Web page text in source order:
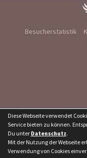
Besucherstatistik
Diese Webseite verwendet
Service bieten zu können.
Du unter Datenschutz.
Mit der Nutzung der Webseite
Verwendung von Cookies